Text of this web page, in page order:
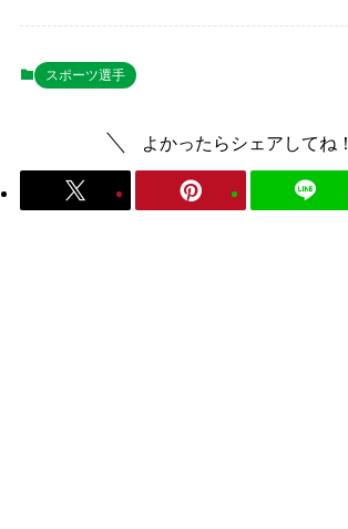
スポーツ選手
よかったらシェアしてね！